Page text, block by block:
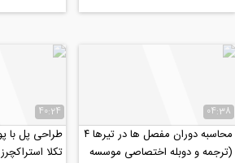
04:38
محاسبه دوران مفصل ها در تیرها ۴
(ترجمه و دوبله اختصاصی موسسه
40:24
طراحی پل با
تکلا استراکچرز